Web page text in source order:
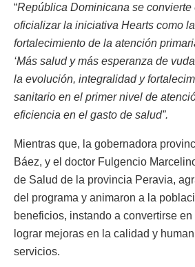
“República Dominicana se convierte
oficializar la iniciativa Hearts como
fortalecimiento de la atención
‘Más salud y más esperanza de
la evolución, integralidad y
sanitario en el primer nivel de
eficiencia en el gasto de salud”.
Mientras que, la gobernadora
Báez, y el doctor Fulgencio
de Salud de la provincia Peravia,
del programa y animaron a la
beneficios, instando a convertirse
lograr mejoras en la calidad y
servicios.